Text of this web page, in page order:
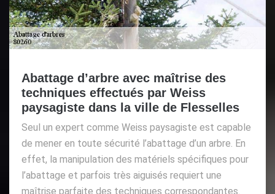
Abattage d’arbre avec maîtrise des
techniques effectués par Weiss
paysagiste dans la ville de Flesselles
Seul un expert comme Weiss paysagiste est capable
de mener en toute sécurité l’abattage d’un arbre. En
effet, la manipulation des matériels spécifiques pour
l’abattage et parfois très aiguisés requiert une
maîtrise parfaite des techniques correspondantes.